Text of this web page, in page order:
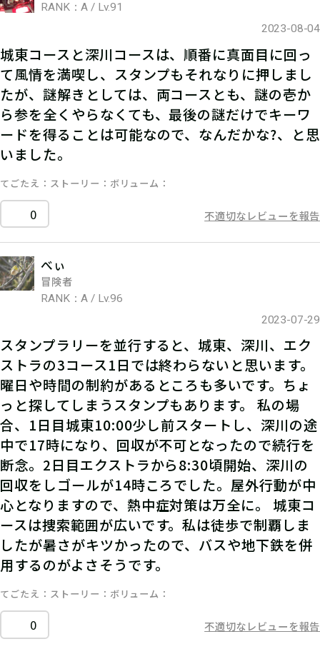
RANK：A / Lv.91
2023-08-04
城東コースと深川コースは、順番に真面目に回っ
て風情を満喫し、スタンプもそれなりに押しまし
たが、謎解きとしては、両コースとも、謎の壱か
ら参を全くやらなくても、最後の謎だけでキーワ
ードを得ることは可能なので、なんだかな?、と思
いました。
てごたえ ストーリー ボリューム
0 不適切なレビューを報告
べぃ
冒険者
RANK：A / Lv.96
2023-07-29
スタンプラリーを並行すると、城東、深川、エク
ストラの3コース1日では終わらないと思います。
曜日や時間の制約があるところも多いです。ちょ
っと探してしまうスタンプもあります。 私の場
合、1日目城東10:00少し前スタートし、深川の途
中で17時になり、回収が不可となったので続行を
断念。2日目エクストラから8:30頃開始、深川の
回収をしゴールが14時ころでした。屋外行動が中
心となりますので、熱中症対策は万全に。 城東コ
ースは捜索範囲が広いです。私は徒歩で制覇しま
したが暑さがキツかったので、バスや地下鉄を併
用するのがよさそうです。
てごたえ ストーリー ボリューム
0 不適切なレビューを報告